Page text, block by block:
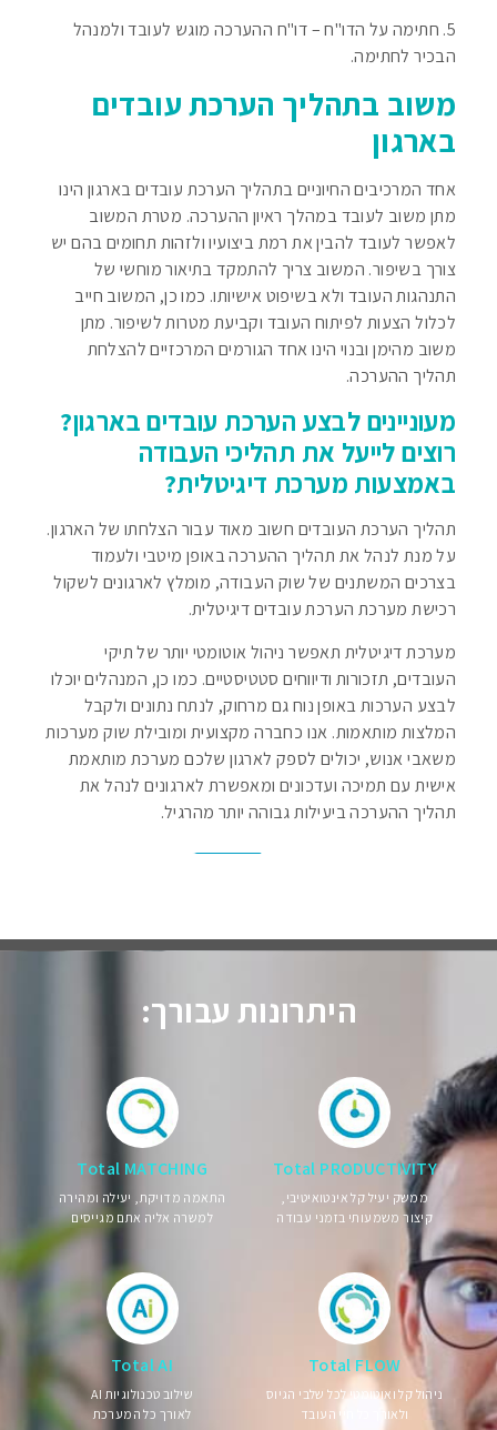
5. חתימה על הדו"ח – דו"ח ההערכה מוגש לעובד ולמנהל
הבכיר לחתימה.
משוב בתהליך הערכת עובדים
בארגון
אחד המרכיבים החיוניים בתהליך הערכת עובדים בארגון הינו
מתן משוב לעובד במהלך ראיון ההערכה. מטרת המשוב
לאפשר לעובד להבין את רמת ביצועיו ולזהות תחומים בהם יש
צורך בשיפור. המשוב צריך להתמקד בתיאור מוחשי של
התנהגות העובד ולא בשיפוט אישיותו. כמו כן, המשוב חייב
לכלול הצעות לפיתוח העובד וקביעת מטרות לשיפור. מתן
משוב מהימן ובנוי הינו אחד הגורמים המרכזיים להצלחת
תהליך ההערכה.
מעוניינים לבצע הערכת עובדים בארגון?
רוצים לייעל את תהליכי העבודה
באמצעות מערכת דיגיטלית?
תהליך הערכת העובדים חשוב מאוד עבור הצלחתו של הארגון.
על מנת לנהל את תהליך ההערכה באופן מיטבי ולעמוד
בצרכים המשתנים של שוק העבודה, מומלץ לארגונים לשקול
רכישת מערכת הערכת עובדים דיגיטלית.
מערכת דיגיטלית תאפשר ניהול אוטומטי יותר של תיקי
העובדים, תזכורות ודיווחים סטטיסטיים. כמו כן, המנהלים יוכלו
לבצע הערכות באופן נוח גם מרחוק, לנתח נתונים ולקבל
המלצות מותאמות. אנו כחברה מקצועית ומובילת שוק מערכות
משאבי אנוש, יכולים לספק לארגון שלכם מערכת מותאמת
אישית עם תמיכה ועדכונים ומאפשרת לארגונים לנהל את
תהליך ההערכה ביעילות גבוהה יותר מהרגיל.
היתרונות עבורך:
Total PRODUCTIVITY
ממשק יעיל קל אינטואיטיבי,
קיצור משמעותי בזמני עבודה
Total MATCHING
התאמה מדויקת, יעילה ומהירה
למשרה אליה אתם מגייסים
Total FLOW
ניהול קל ואוטומטי לכל שלבי הגיוס
ולאורך כל חיי העובד
Total AI
שילוב טכנולוגיות AI
לאורך כל המערכת